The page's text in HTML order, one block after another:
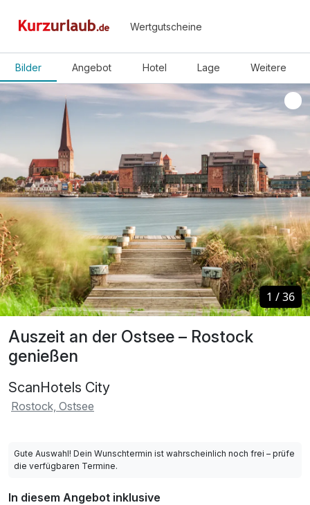
Wertgutscheine
Bilder Angebot Hotel Lage Weitere
Auszeit an der Ostsee – Rostock
genießen
ScanHotels City
Rostock, Ostsee
1 /36
1 /36
Gute Auswahl! Dein Wunschtermin ist wahrscheinlich noch frei – prüfe
die verfügbaren Termine.
In diesem Angebot inklusive